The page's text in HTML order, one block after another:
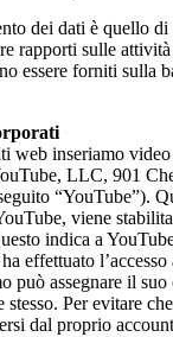
dei dati è quello
rapporti sulle
essere forniti sulla
web inseriamo
LLC, 901
“YouTube”).
viene
indica a
effettuato
può assegnare il
stesso. Per evitare
dal proprio